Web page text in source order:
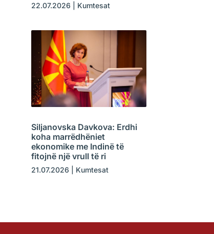
22.07.2026 Kumtesat
Siljanovska Davkova: Erdhi
koha marrëdhëniet
ekonomike me Indinë të
fitojnë një vrull të ri
21.07.2026 Kumtesat